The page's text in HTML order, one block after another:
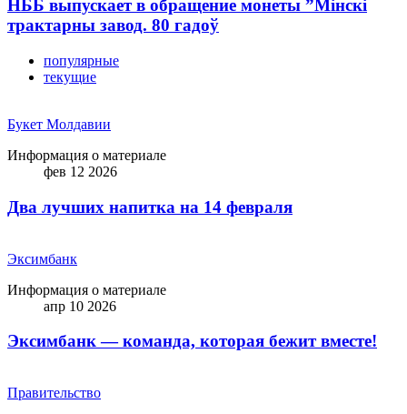
НББ выпускает в обращение монеты ”Мінскі
трактарны завод. 80 гадоў
популярные
текущие
Букет Молдавии
Информация о материале
фев 12 2026
Два лучших напитка на 14 февраля
Эксимбанк
Информация о материале
апр 10 2026
Эксимбанк — команда, которая бежит вместе!
Правительство